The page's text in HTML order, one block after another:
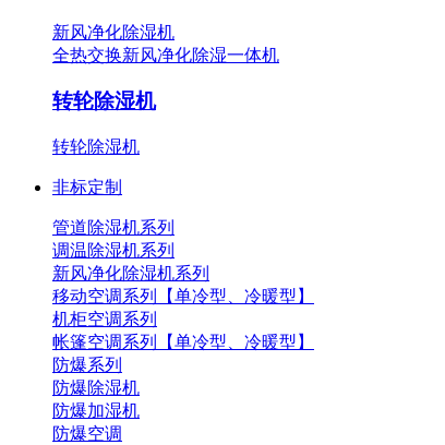
新风净化除湿机
全热交换新风净化除湿一体机
转轮除湿机
转轮除湿机
非标定制
管道除湿机系列
调温除湿机系列
新风净化除湿机系列
移动空调系列【单冷型、冷暖型】
机柜空调系列
帐篷空调系列【单冷型、冷暖型】
防爆系列
防爆除湿机
防爆加湿机
防爆空调